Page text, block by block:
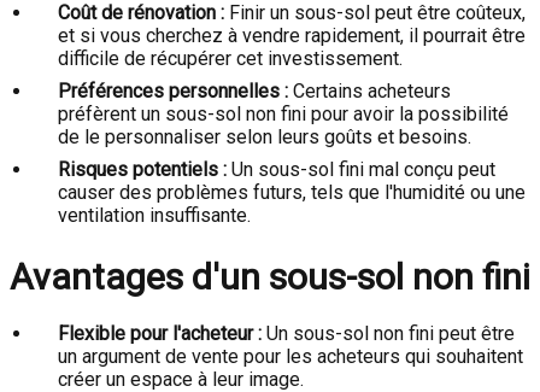
Coût de rénovation : Finir un sous-sol peut être coûteux,
et si vous cherchez à vendre rapidement, il pourrait être
difficile de récupérer cet investissement.
Préférences personnelles : Certains acheteurs
préfèrent un sous-sol non fini pour avoir la possibilité
de le personnaliser selon leurs goûts et besoins.
Risques potentiels : Un sous-sol fini mal conçu peut
causer des problèmes futurs, tels que l'humidité ou une
ventilation insuffisante.
Avantages d'un sous-sol non fini
Flexible pour l'acheteur : Un sous-sol non fini peut être
un argument de vente pour les acheteurs qui souhaitent
créer un espace à leur image.